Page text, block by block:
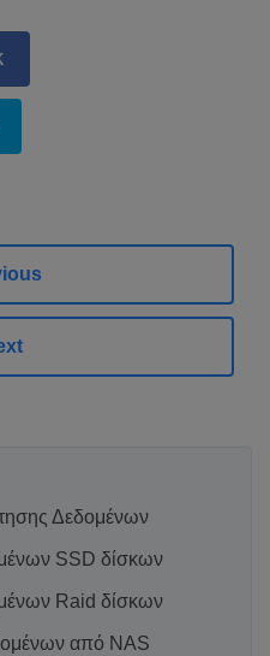
Δεδομένων
SSD δίσκων
Raid δίσκων
από NAS